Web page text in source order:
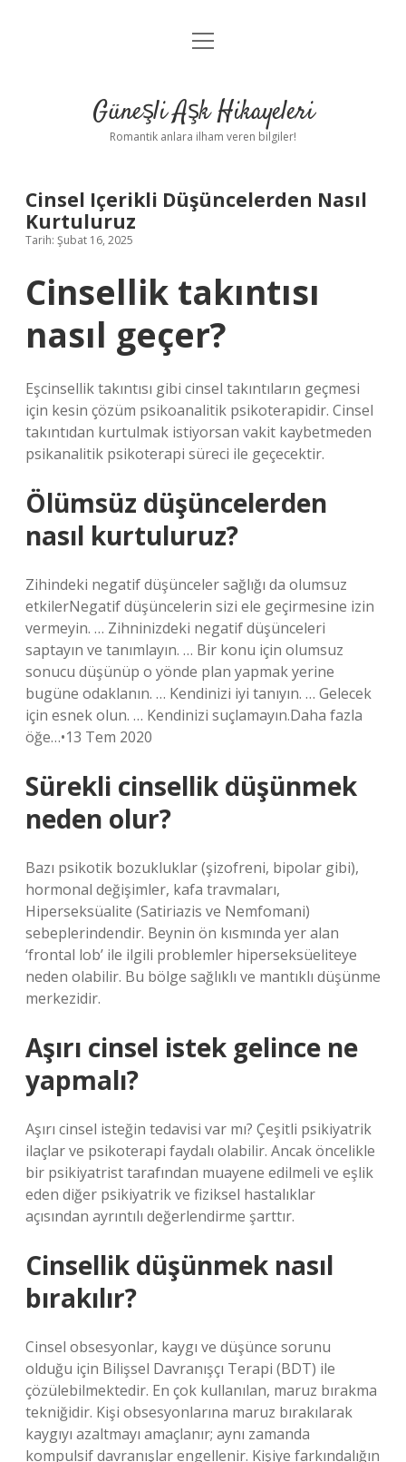
Anasayfa
Yasal Uyarı
menüyü
Güneşli Aşk Hikayeleri
Romantik anlara ilham veren bilgiler!
Cinsel Içerikli Düşüncelerden Nasıl
Kurtuluruz
Tarih: Şubat 16, 2025
Cinsellik takıntısı
nasıl geçer?
Eşcinsellik takıntısı gibi cinsel takıntıların geçmesi
için kesin çözüm psikoanalitik psikoterapidir. Cinsel
takıntıdan kurtulmak istiyorsan vakit kaybetmeden
psikanalitik psikoterapi süreci ile geçecektir.
Ölümsüz düşüncelerden
nasıl kurtuluruz?
Zihindeki negatif düşünceler sağlığı da olumsuz
etkilerNegatif düşüncelerin sizi ele geçirmesine izin
vermeyin. … Zihninizdeki negatif düşünceleri
saptayın ve tanımlayın. … Bir konu için olumsuz
sonucu düşünüp o yönde plan yapmak yerine
bugüne odaklanın. … Kendinizi iyi tanıyın. … Gelecek
için esnek olun. … Kendinizi suçlamayın.Daha fazla
öğe…•13 Tem 2020
Sürekli cinsellik düşünmek
neden olur?
Bazı psikotik bozukluklar (şizofreni, bipolar gibi),
hormonal değişimler, kafa travmaları,
Hiperseksüalite (Satiriazis ve Nemfomani)
sebeplerindendir. Beynin ön kısmında yer alan
‘frontal lob’ ile ilgili problemler hiperseksüeliteye
neden olabilir. Bu bölge sağlıklı ve mantıklı düşünme
merkezidir.
Aşırı cinsel istek gelince ne
yapmalı?
Aşırı cinsel isteğin tedavisi var mı? Çeşitli psikiyatrik
ilaçlar ve psikoterapi faydalı olabilir. Ancak öncelikle
bir psikiyatrist tarafından muayene edilmeli ve eşlik
eden diğer psikiyatrik ve fiziksel hastalıklar
açısından ayrıntılı değerlendirme şarttır.
Cinsellik düşünmek nasıl
bırakılır?
Cinsel obsesyonlar, kaygı ve düşünce sorunu
olduğu için Bilişsel Davranışçı Terapi (BDT) ile
çözülebilmektedir. En çok kullanılan, maruz bırakma
tekniğidir. Kişi obsesyonlarına maruz bırakılarak
kaygıyı azaltmayı amaçlanır; aynı zamanda
kompulsif davranışlar engellenir. Kişiye farkındalığın